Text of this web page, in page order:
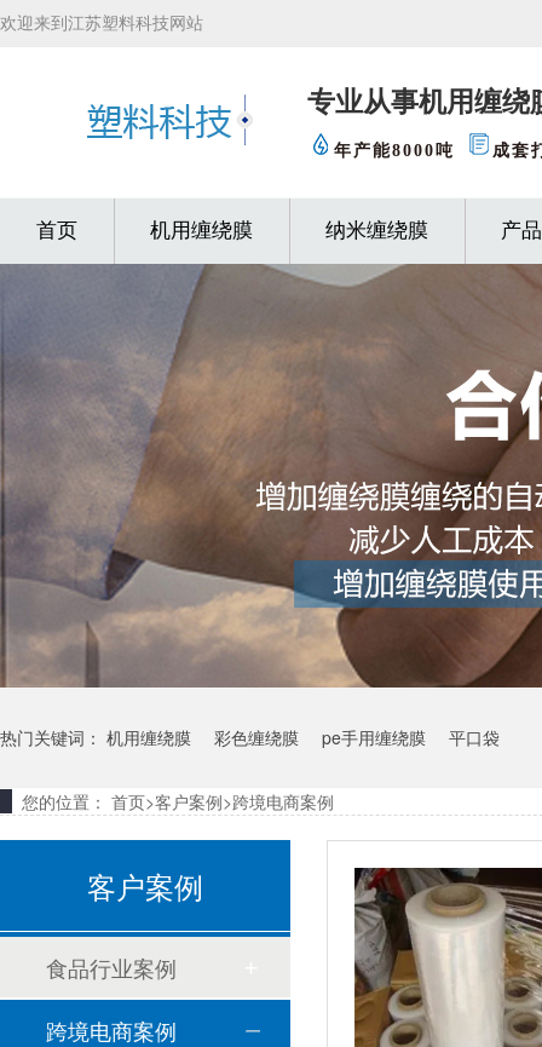
欢迎来到江苏塑料科技网站
专业从事机用缠绕
年产能8000吨 成套
首页 机用缠绕膜 纳米缠绕膜 产
热门关键词： 机用缠绕膜 彩色缠绕膜 pe手用缠绕膜 平口袋
您的位置： 首页>客户案例>跨境电商案例
客户案例
食品行业案例
跨境电商案例